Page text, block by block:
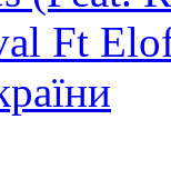
Ft